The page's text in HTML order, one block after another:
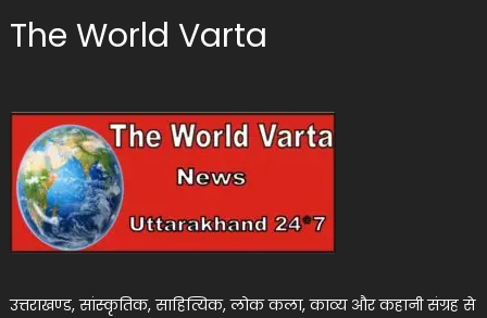
The World Varta
उत्तराखण्ड, सांस्कृतिक, साहित्यिक, लोक कला, काव्य और कहानी संग्रह से